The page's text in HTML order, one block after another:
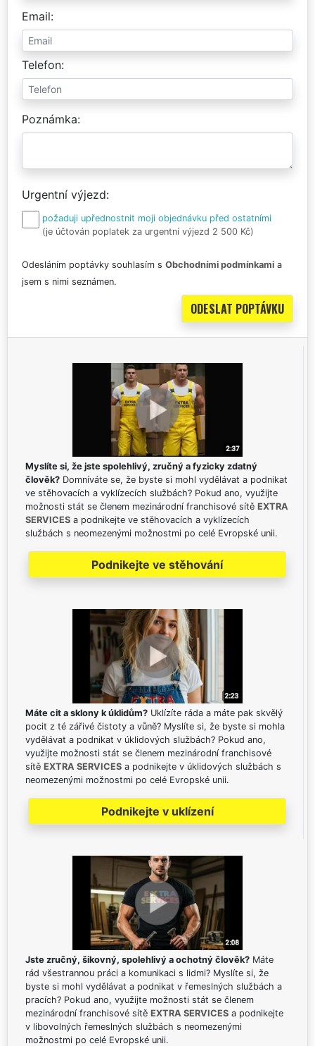
Email
Telefon
Poznámka
Urgentní výjezd
požaduji upřednostnit moji objednávku před ostatními
(je účtován poplatek za urgentní výjezd 2 500 Kč)
Odesláním poptávky souhlasím s Obchodními podmínkami a
jsem s nimi seznámen.
Myslíte si, že jste spolehlivý, zručný a fyzicky zdatný
člověk? Domníváte se, že byste si mohl vydělávat a podnikat
ve stěhovacích a vyklízecích službách? Pokud ano, využijte
možnosti stát se členem mezinárodní franchisové sítě EXTRA
SERVICES a podnikejte ve stěhovacích a vyklízecích
službách s neomezenými možnostmi po celé Evropské unii.
Podnikejte ve stěhování
Máte cit a sklony k úklidům? Uklízíte ráda a máte pak skvělý
pocit z té zářivé čistoty a vůně? Myslíte si, že byste si mohla
vydělávat a podnikat v úklidových službách? Pokud ano,
využijte možnosti stát se členem mezinárodní franchisové
sítě EXTRA SERVICES a podnikejte v úklidových službách s
neomezenými možnostmi po celé Evropské unii.
Podnikejte v uklízení
Jste zručný, šikovný, spolehlivý a ochotný člověk? Máte
rád všestrannou práci a komunikaci s lidmi? Myslíte si, že
byste si mohl vydělávat a podnikat v řemeslných službách a
pracích? Pokud ano, využijte možnosti stát se členem
mezinárodní franchisové sítě EXTRA SERVICES a podnikejte
v libovolných řemeslných službách s neomezenými
možnostmi po celé Evropské unii.